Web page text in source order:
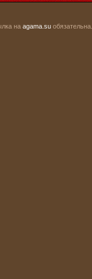
на agama.su обязательна.